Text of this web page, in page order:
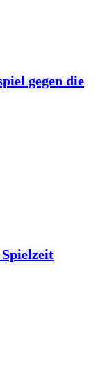
gegen die